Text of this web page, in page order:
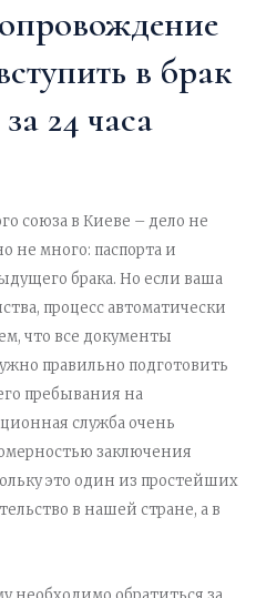
в брак
24 часа
союза в Киеве – дело не
не много: паспорта и
брака. Но если ваша
процесс автоматически
что все документы
правильно подготовить
пребывания на
служба очень
заключения
это один из простейших
в нашей стране, а в